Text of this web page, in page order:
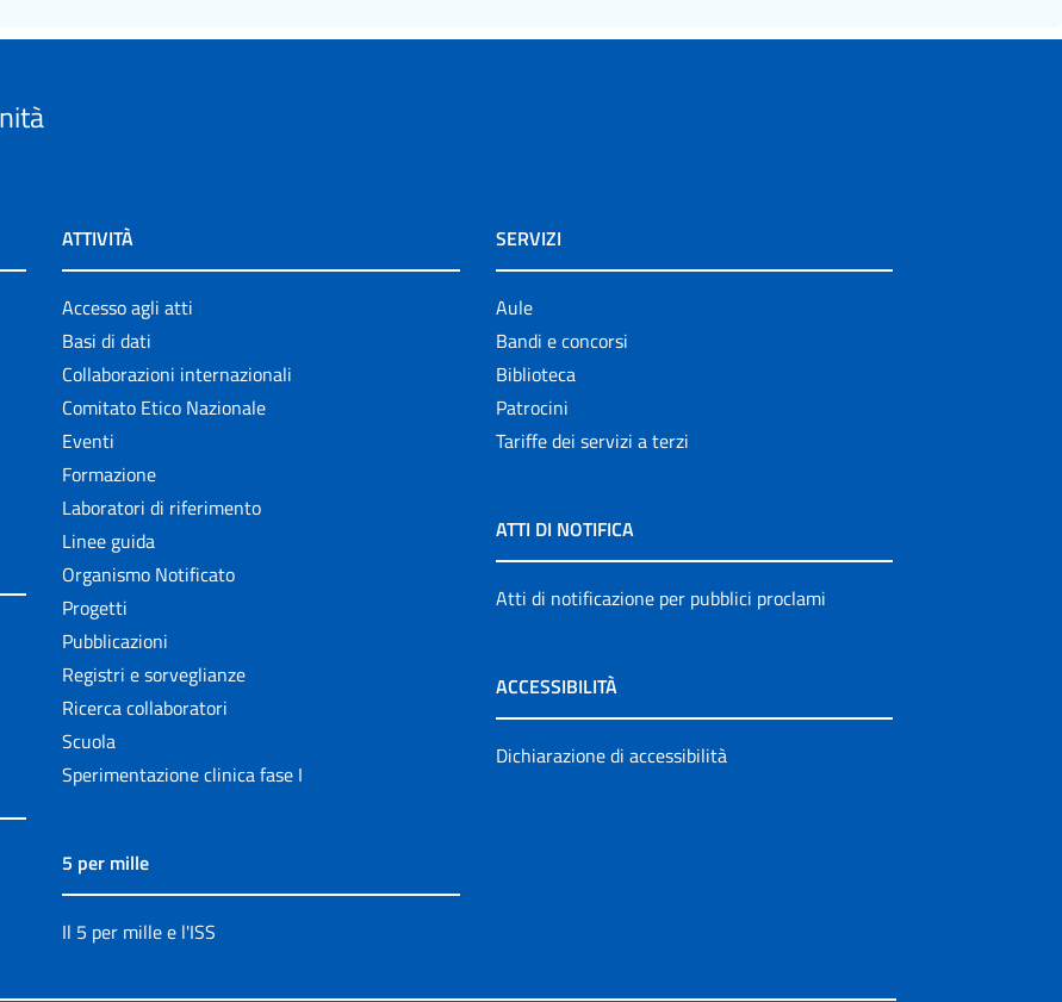
ATTIVITÀ
Accesso agli atti
Basi di dati
Collaborazioni internazionali
Comitato Etico Nazionale
Eventi
Formazione
Laboratori di riferimento
Linee guida
Organismo Notificato
Progetti
Pubblicazioni
Registri e sorveglianze
Ricerca collaboratori
Scuola
Sperimentazione clinica fase I
5 per mille
Il 5 per mille e l'ISS
SERVIZI
Aule
Bandi e concorsi
Biblioteca
Patrocini
Tariffe dei servizi a terzi
ATTI DI NOTIFICA
Atti di notificazione per pubblici proclami
ACCESSIBILITÀ
Dichiarazione di accessibilità